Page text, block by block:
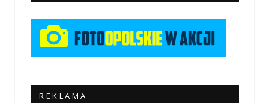
R E K L A M A